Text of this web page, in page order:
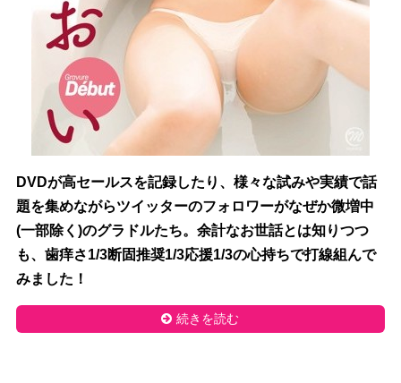
DVDが高セールスを記録したり、様々な試みや実績で話
題を集めながらツイッターのフォロワーがなぜか微増中
(一部除く)のグラドルたち。余計なお世話とは知りつつ
も、歯痒さ1/3断固推奨1/3応援1/3の心持ちで打線組んで
みました！
続きを読む